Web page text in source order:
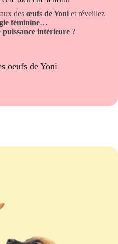
des œufs de Yoni et réveillez
féminine…
puissance intérieure ?
oeufs de Yoni